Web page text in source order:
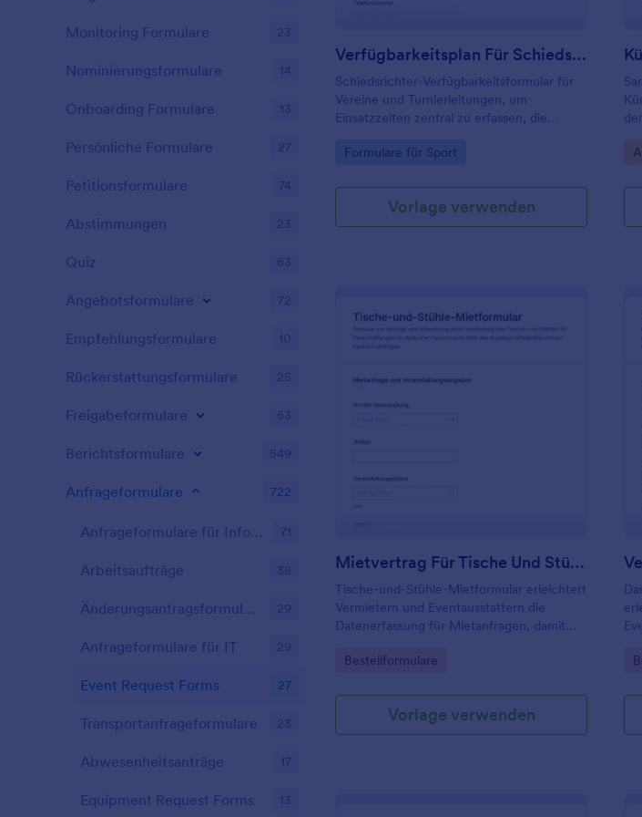
Verfügbarkeitsplan Für Schiedsrichter Formular
Schiedsrichter-Verfügbarkeitsformular für
Vereine und Turnierleitungen, um
Einsatzzeiten zentral zu erfassen, die
Verfügbarkeiten für Spieltage und Turniere
Go to Category:
Formulare für Sport
Vorlage verwenden
: Mietvertrag Für
Mietvertrag Für Tische Und Stühle Formular
Tische-und-Stühle-Mietformular erleichtert
Vermietern und Eventausstattern die
Datenerfassung für Mietanfragen, damit
für Veranstaltungen zuverlässig vorbereitet
Go to Category:
Bestellformulare
Vorlage verwenden
Monitoring Formulare 23
Nominierungsformulare 14
Onboarding Formulare 13
Persönliche Formulare 27
Petitionsformulare 74
Abstimmungen 23
Quiz 63
Angebotsformulare 72
Empfehlungsformulare 10
Rückerstattungsformulare 25
Freigabeformulare 53
Berichtsformulare 549
Anfrageformulare 722
Anfrageformulare für Informationen 71
Arbeitsaufträge 38
Änderungsantragsformulare 29
Anfrageformulare für IT 29
Event Request Forms 27
Transportanfrageformulare 23
Abwesenheitsanträge 17
Equipment Request Forms 13